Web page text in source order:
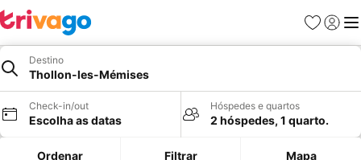
Favoritos
Iniciar
Destino
Thollon-les-Mémises
Check-in/out
Escolha as datas
Hóspedes e quartos
2 hóspedes, 1 quarto.
Ordenar Filtrar Mapa